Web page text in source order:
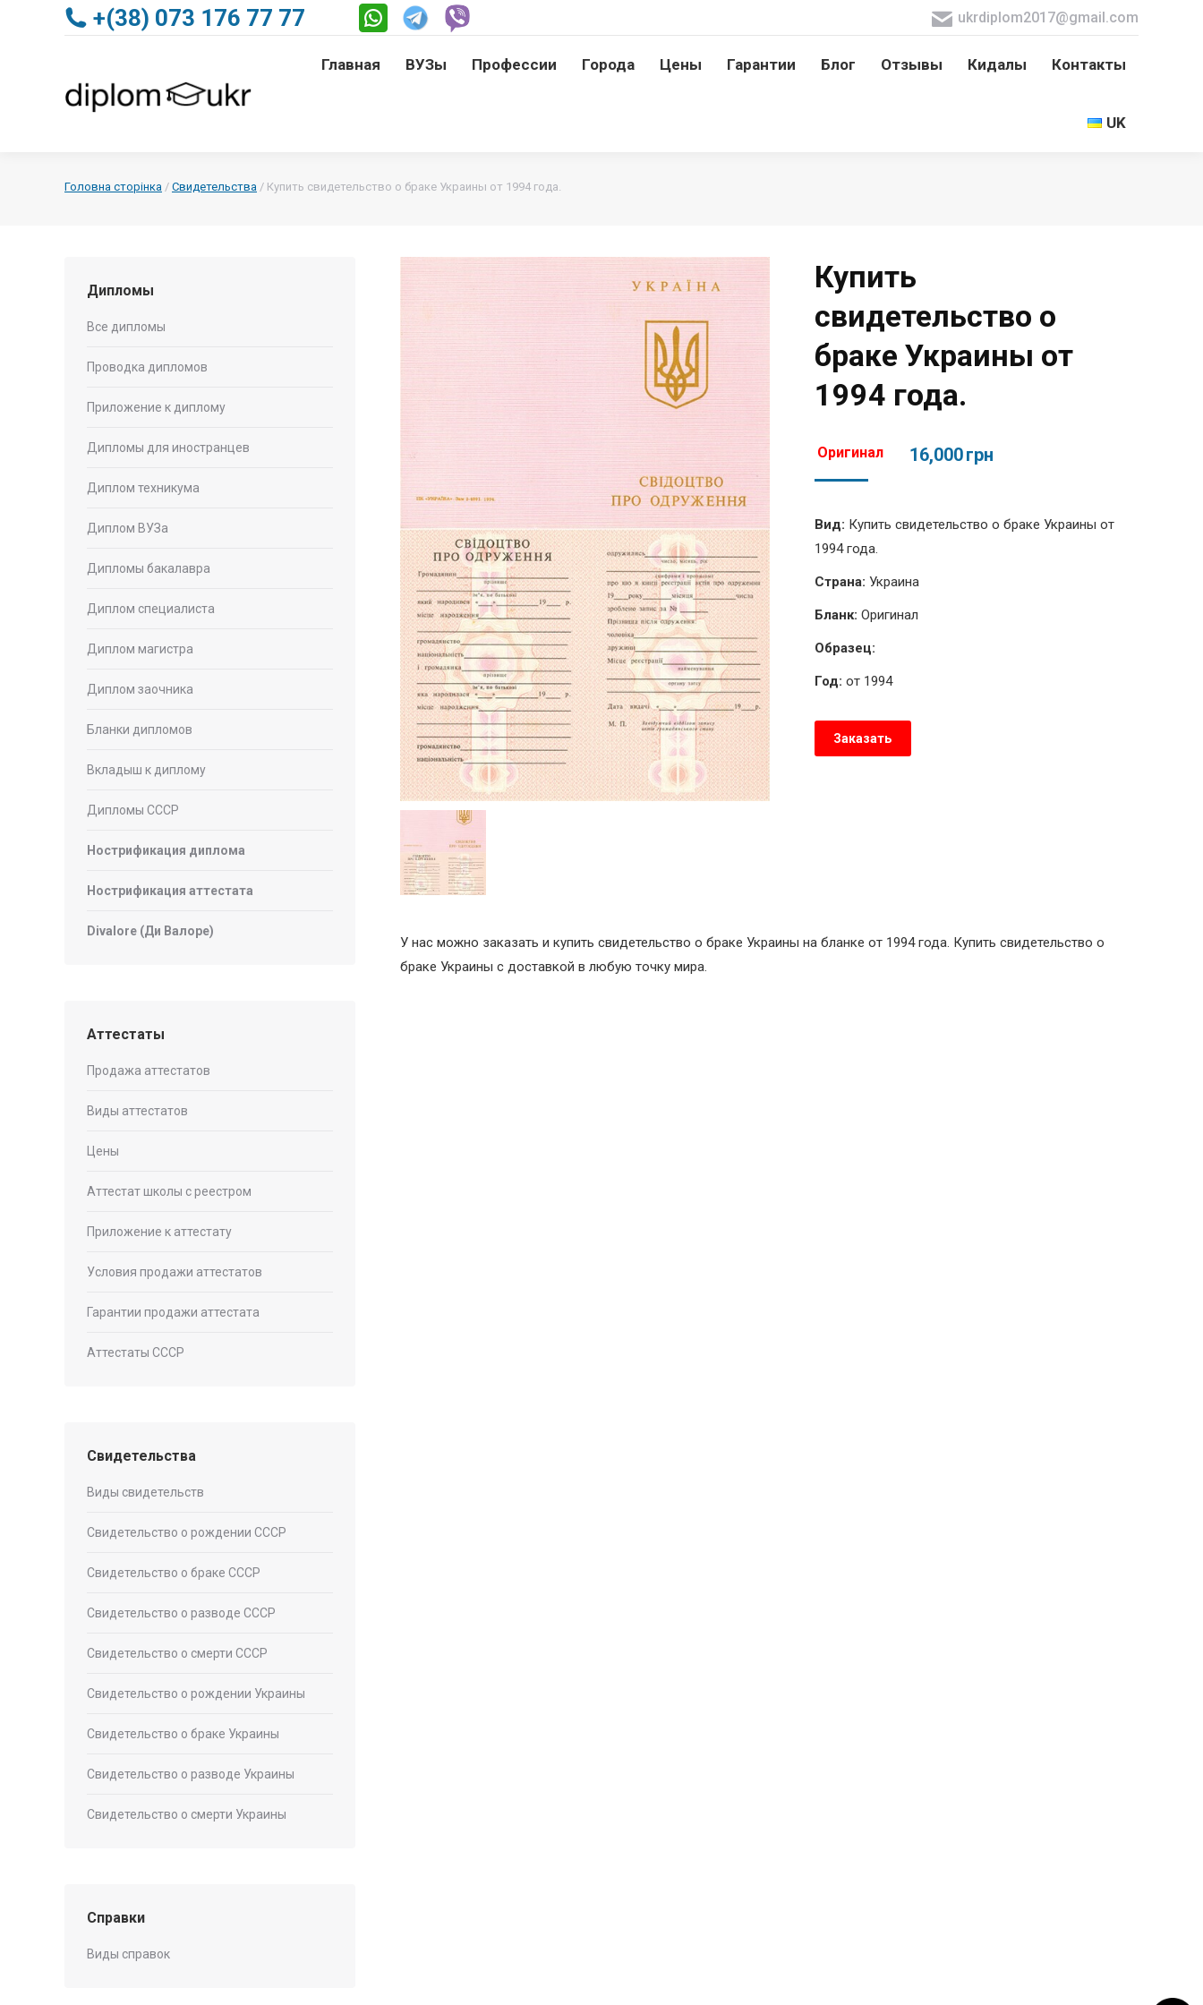
+(38) 073 176 77 77 ukrdiplom2017@gmail.com
Главная ВУЗы Профессии Города Цены Гарантии Блог Отзывы Кидалы Контакты
UK
Головна сторінка / Свидетельства / Купить свидетельство о браке Украины от 1994 года.
Купить
свидетельство о
браке Украины от
1994 года.
Оригинал 16,000грн
Вид: Купить свидетельство о браке Украины от
1994 года.
Страна: Украина
Бланк: Оригинал
Образец:
Год: от 1994
Заказать
У нас можно заказать и купить свидетельство о браке Украины на бланке от 1994 года. Купить свидетельство о
браке Украины с доставкой в любую точку мира.
Дипломы
Все дипломы
Проводка дипломов
Приложение к диплому
Дипломы для иностранцев
Диплом техникума
Диплом ВУЗа
Дипломы бакалавра
Диплом специалиста
Диплом магистра
Диплом заочника
Бланки дипломов
Вкладыш к диплому
Дипломы СССР
Нострификация диплома
Нострификация аттестата
Divalore (Ди Валоре)
Аттестаты
Продажа аттестатов
Виды аттестатов
Цены
Аттестат школы с реестром
Приложение к аттестату
Условия продажи аттестатов
Гарантии продажи аттестата
Аттестаты СССР
Свидетельства
Виды свидетельств
Свидетельство о рождении СССР
Свидетельство о браке СССР
Свидетельство о разводе СССР
Свидетельство о смерти СССР
Свидетельство о рождении Украины
Свидетельство о браке Украины
Свидетельство о разводе Украины
Свидетельство о смерти Украины
Справки
Виды справок
Главная ВУЗы Отзывы Кидалы Контакты